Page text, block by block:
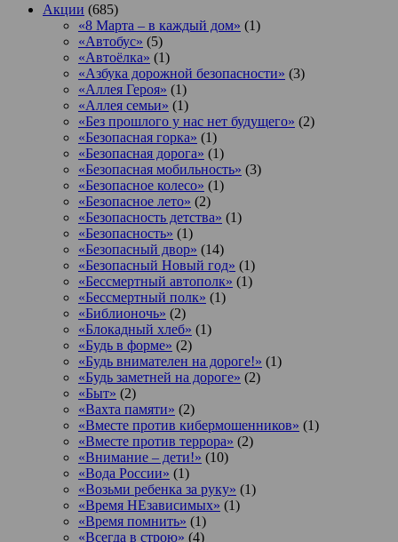
Акции (685)
«8 Марта – в каждый дом» (1)
«Автобус» (5)
«Автоёлка» (1)
«Азбука дорожной безопасности» (3)
«Аллея Героя» (1)
«Аллея семьи» (1)
«Без прошлого у нас нет будущего» (2)
«Безопасная горка» (1)
«Безопасная дорога» (1)
«Безопасная мобильность» (3)
«Безопасное колесо» (1)
«Безопасное лето» (2)
«Безопасность детства» (1)
«Безопасность» (1)
«Безопасный двор» (14)
«Безопасный Новый год» (1)
«Бессмертный автополк» (1)
«Бессмертный полк» (1)
«Библионочь» (2)
«Блокадный хлеб» (1)
«Будь в форме» (2)
«Будь внимателен на дороге!» (1)
«Будь заметней на дороге» (2)
«Быт» (2)
«Вахта памяти» (2)
«Вместе против кибермошенников» (1)
«Вместе против террора» (2)
«Внимание – дети!» (10)
«Вода России» (1)
«Возьми ребенка за руку» (1)
«Время НЕзависимых» (1)
«Время помнить» (1)
«Всегда в строю» (4)